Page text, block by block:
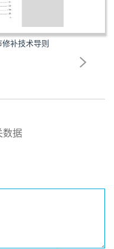
补技术导则
数据